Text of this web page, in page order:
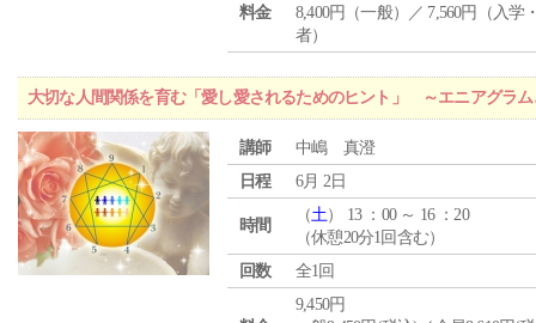
料金
8,400円（一般）／ 7,560円（入学
者）
大切な人間関係を育む「愛し愛されるためのヒント」 ～エニアグラ
講師
中嶋 真澄
日程
6月 2日
時間
（土） 13 ：00 ～ 16 ：20
（休憩20分1回含む）
回数
全1回
9,450円